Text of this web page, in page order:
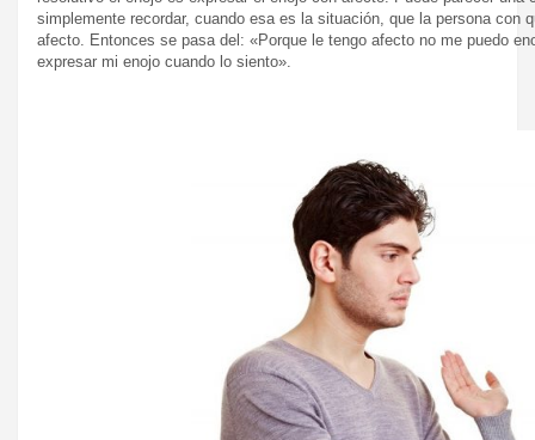
simplemente recordar, cuando esa es la situación, que la persona con
afecto. Entonces se pasa del: «Porque le tengo afecto no me puedo
expresar mi enojo cuando lo siento».